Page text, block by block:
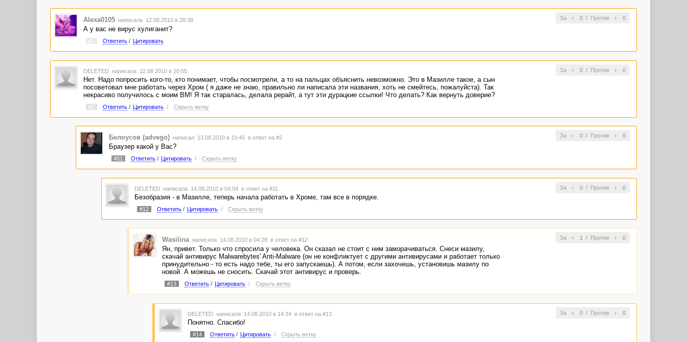
За 0/ Против 0
Alexa0105 написала 12.08.2010 в 20:38
А у вас не вирус хулиганит?
Ответить/ Цитировать
За 0/ Против 0
DELETED написала 12.08.2010 в 20:55
Нет. Надо попросить кого-то, кто понимает, чтобы посмотрели, а то на пальцах объяснить невозможно. Это в Мазилле такое, а сын
посоветовал мне работать через Хром ( я даже не знаю, правильно ли написала эти названия, хоть не смейтесь, пожалуйста). Так
некрасиво получилось с моим ВМ! Я так старалась, делала рерайт, а тут эти дурацкие ссылки! Что делать? Как вернуть доверие?
#2 Ответить/ Цитировать / Скрыть ветку
За 0/ Против 0
Белоусов (advego) написал 13.08.2010 в 19:45 в ответ на #2
Браузер какой у Вас?
#11 Ответить/ Цитировать / Скрыть ветку
За 0/ Против 0
DELETED написала 14.08.2010 в 04:04 в ответ на #11
Безобразия - в Мазилле, теперь начала работать в Хроме, там все в порядке.
#12 Ответить/ Цитировать / Скрыть ветку
За 1 / Против 0
Wasilina написала 14.08.2010 в 04:28 в ответ на #12
Ян, привет. Только что спросила у человека. Он сказал не стоит с ним заморачиваться. Снеси мазилу,
скачай антивирус Malwarebytes' Anti-Malware (он не конфликтует с другими антивирусами и работает только
принудительно - то есть надо тебе, ты его запускаешь). А потом, если захочешь, установишь мазилу по
новой. А можешь не сносить. Скачай этот антивирус и проверь.
#13 Ответить/ Цитировать / Скрыть ветку
За 0/ Против 0
DELETED написала 14.08.2010 в 14:34 в ответ на #13
Понятно. Спасибо!
#14 Ответить/ Цитировать / Скрыть ветку